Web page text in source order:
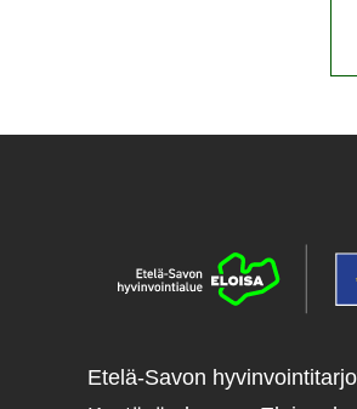
Etelä-Savon